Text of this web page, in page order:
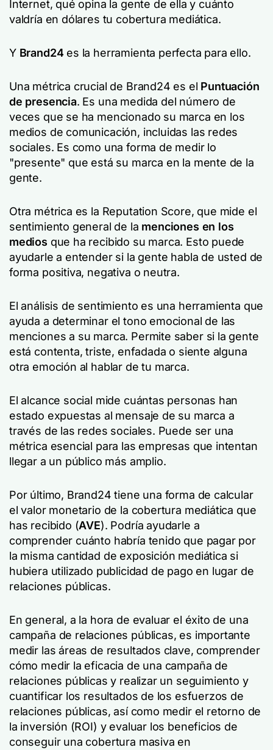
Internet, qué opina la gente de ella y cuánto
valdría en dólares tu cobertura mediática.
Y Brand24es la herramienta perfecta para ello.
Una métrica crucial de Brand24 es el Puntuación
de presencia. Es una medida del número de
veces que se ha mencionado su marca en los
medios de comunicación, incluidas las redes
sociales. Es como una forma de medir lo
"presente" que está su marca en la mente de la
gente.
Otra métrica es la Reputation Score, que mide el
sentimiento general de la menciones en los
medios que ha recibido su marca. Esto puede
ayudarle a entender si la gente habla de usted de
forma positiva, negativa o neutra.
El análisis de sentimiento es una herramienta que
ayuda a determinar el tono emocional de las
menciones a su marca. Permite saber si la gente
está contenta, triste, enfadada o siente alguna
otra emoción al hablar de tu marca.
El alcance social mide cuántas personas han
estado expuestas al mensaje de su marca a
través de las redes sociales. Puede ser una
métrica esencial para las empresas que intentan
llegar a un público más amplio.
Por último, Brand24 tiene una forma de calcular
el valor monetario de la cobertura mediática que
has recibido (AVE). Podría ayudarle a
comprender cuánto habría tenido que pagar por
la misma cantidad de exposición mediática si
hubiera utilizado publicidad de pago en lugar de
relaciones públicas.
En general, a la hora de evaluar el éxito de una
campaña de relaciones públicas, es importante
medir las áreas de resultados clave, comprender
cómo medir la eficacia de una campaña de
relaciones públicas y realizar un seguimiento y
cuantificar los resultados de los esfuerzos de
relaciones públicas, así como medir el retorno de
la inversión (ROI) y evaluar los beneficios de
conseguir una cobertura masiva en